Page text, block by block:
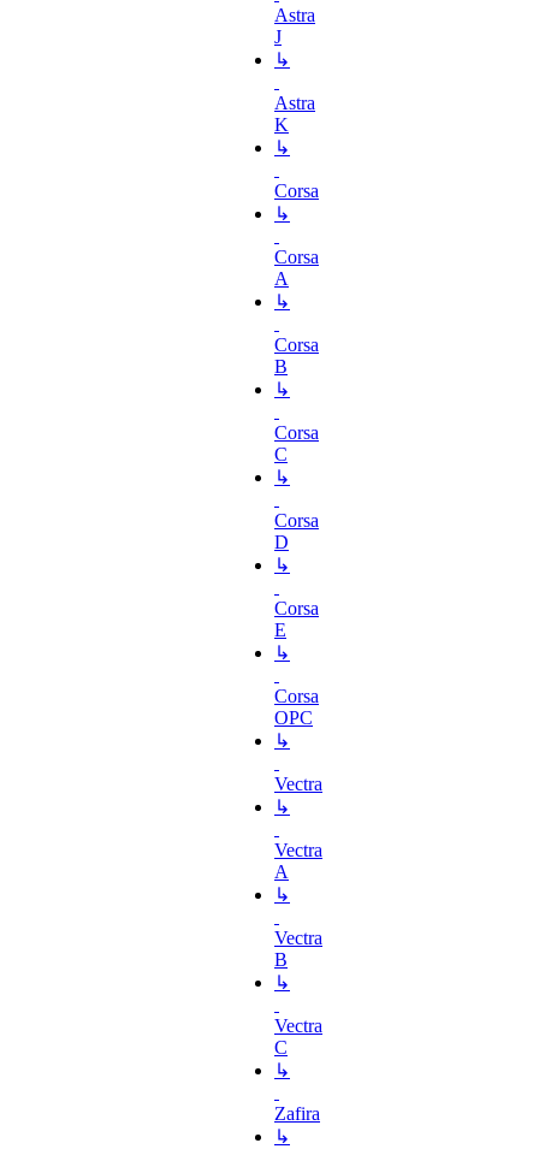
Astra
J
↳
Astra
K
↳
Corsa
↳
Corsa
A
↳
Corsa
B
↳
Corsa
C
↳
Corsa
D
↳
Corsa
E
↳
Corsa
OPC
↳
Vectra
↳
Vectra
A
↳
Vectra
B
↳
Vectra
C
↳
Zafira
↳